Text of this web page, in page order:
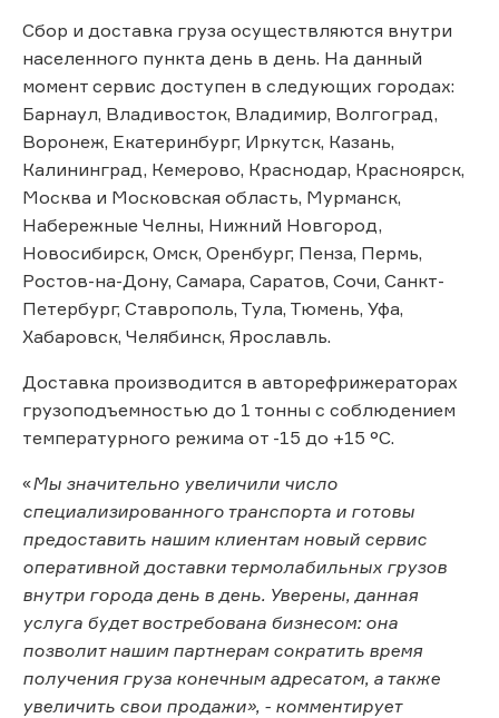
Сбор и доставка груза осуществляются внутри
населенного пункта день в день. На данный
момент сервис доступен в следующих городах:
Барнаул, Владивосток, Владимир, Волгоград,
Воронеж, Екатеринбург, Иркутск, Казань,
Калининград, Кемерово, Краснодар, Красноярск,
Москва и Московская область, Мурманск,
Набережные Челны, Нижний Новгород,
Новосибирск, Омск, Оренбург, Пенза, Пермь,
Ростов-на-Дону, Самара, Саратов, Сочи, Санкт-
Петербург, Ставрополь, Тула, Тюмень, Уфа,
Хабаровск, Челябинск, Ярославль.
Доставка производится в авторефрижераторах
грузоподъемностью до 1 тонны с соблюдением
температурного режима от -15 до +15 °C.
«Мы значительно увеличили число
специализированного транспорта и готовы
предоставить нашим клиентам новый сервис
оперативной доставки термолабильных грузов
внутри города день в день. Уверены, данная
услуга будет востребована бизнесом: она
позволит нашим партнерам сократить время
получения груза конечным адресатом, а также
увеличить свои продажи», - комментирует